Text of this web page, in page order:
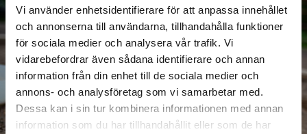
Vi använder enhetsidentifierare för att anpassa innehållet
och annonserna till användarna, tillhandahålla funktioner
för sociala medier och analysera vår trafik. Vi
vidarebefordrar även sådana identifierare och annan
information från din enhet till de sociala medier och
annons- och analysföretag som vi samarbetar med.
Dessa kan i sin tur kombinera informationen med annan
information som du har tillhandahållit eller som de har